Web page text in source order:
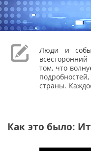
Люди и
том, что
страны.
Как это было: